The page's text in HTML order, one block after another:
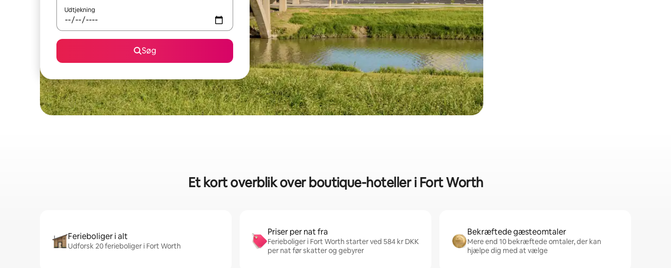
Udtjekning
Søg
Et kort overblik over boutique-hoteller i Fort Worth
Ferieboliger i alt
Udforsk 20 ferieboliger i Fort Worth
Priser per nat fra
Ferieboliger i Fort Worth starter ved 584 kr DKK
per nat før skatter og gebyrer
Bekræftede gæsteomtaler
Mere end 10 bekræftede omtaler, der kan
hjælpe dig med at vælge